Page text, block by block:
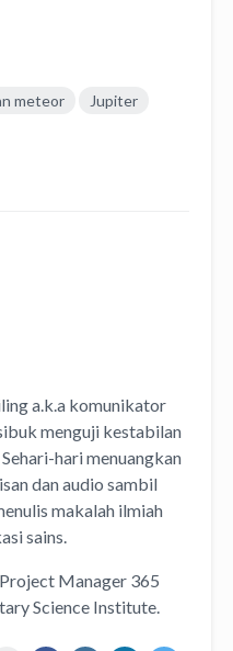
meteor
Jupiter
a.k.a komunikator
menguji kestabilan
hari menuangkan
danaudio sambil
makalah ilmiah
sains.
Manager 365
Science Institute.